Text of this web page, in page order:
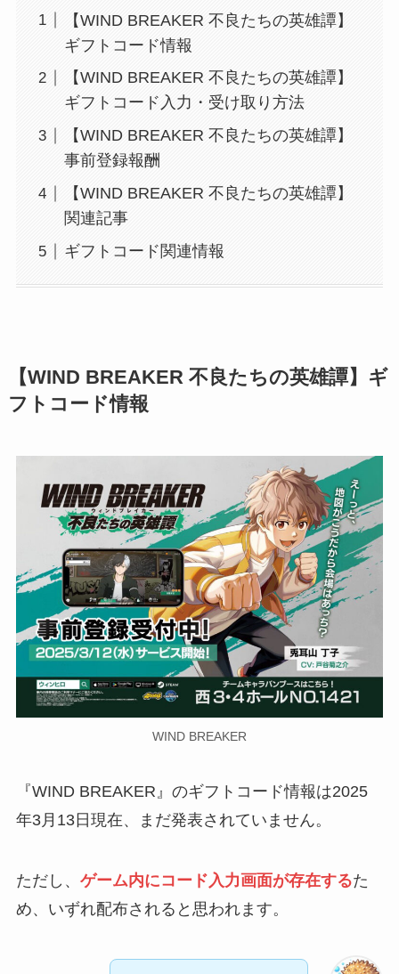
【WIND BREAKER 不良たちの英雄譚】
ギフトコード情報
【WIND BREAKER 不良たちの英雄譚】
ギフトコード入力・受け取り方法
【WIND BREAKER 不良たちの英雄譚】
事前登録報酬
【WIND BREAKER 不良たちの英雄譚】
関連記事
ギフトコード関連情報
【WIND BREAKER 不良たちの英雄譚】ギ
フトコード情報
WIND BREAKER
『WIND BREAKER』のギフトコード情報は2025
年3月13日現在、まだ発表されていません。
ただし、 ゲーム内にコード入力画面が存在するた
め、いずれ配布されると思われます。